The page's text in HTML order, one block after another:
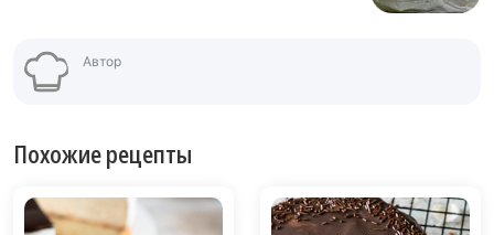
Автор
Похожие рецепты